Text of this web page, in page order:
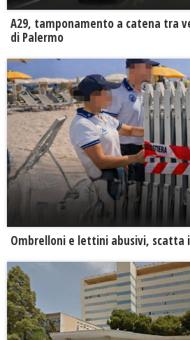
A29, tamponamento a catena tra
di Palermo
Ombrelloni e lettini abusivi, scatta